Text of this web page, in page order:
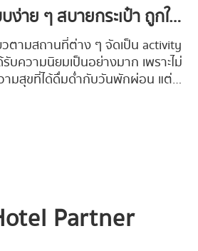
5 วิธีท่องเที่ยวแบบง่าย ๆ สบายกระเป๋า ถูกใจนักเดินทาง
วตามสถานที่ต่าง ๆ จัดเป็น activity
บความนิยมเป็นอย่างมาก เพราะไม่
วามสุขที่ได้ดื่มด่ำกับวันพักผ่อน แต่ยัง
ทั้งปี
Partner